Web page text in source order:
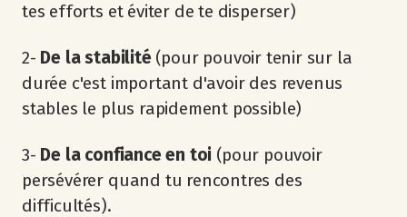
tes efforts et éviter de te disperser)
2- De la stabilité (pour pouvoir tenir sur la
durée c'est important d'avoir des revenus
stables le plus rapidement possible)
3- De la confiance en toi (pour pouvoir
persévérer quand tu rencontres des
difficultés).